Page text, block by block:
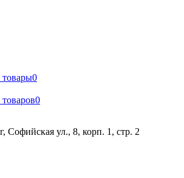
0
0
Софийская ул., 8, корп. 1, стр. 2